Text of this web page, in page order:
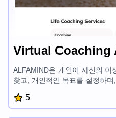
ALFAMIND은 개인이 자신의 이
찾고, 개인적인 목표를 설정하며
다. 코칭, 멘토링, 마스터마인드
은 전문적인 기능을 제공하여
5